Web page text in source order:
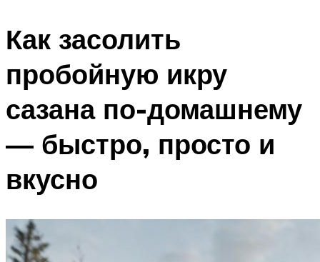
Как засолить
пробойную икру
сазана по-домашнему
— быстро, просто и
вкусно